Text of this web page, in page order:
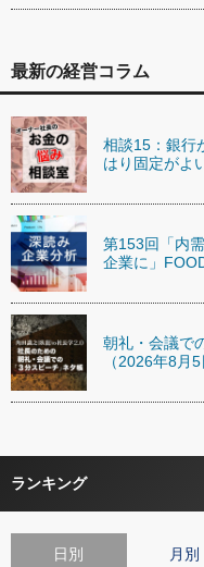
最新の経営コラム
相談15：銀行
はり固定がよ
第153回「内
企業に」
朝礼・会議で
（2026年8月5
ランキング
日別 月別